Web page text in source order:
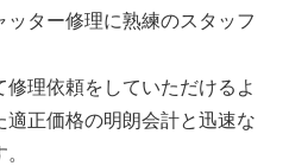
ター修理に熟練のスタッフ
理依頼をしていただけるよ
適正価格の明朗会計と迅速な